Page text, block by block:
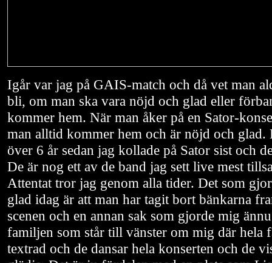
Igår var jag på GAIS-match och då vet man
bli, om man ska vara nöjd och glad eller
kommer hem. När man åker på en Sator-
man alltid kommer hem och är nöjd och
över 6 år sedan jag kollade på Sator sist och
De är nog ett av de band jag sett live mest
Attentat tror jag genom alla tider. Det som
glad idag är att man har tagit bort bänkarna
scenen och en annan sak som gjorde mig
familjen som står till vänster om mig där hela
textrad och de dansar hela konserten och de